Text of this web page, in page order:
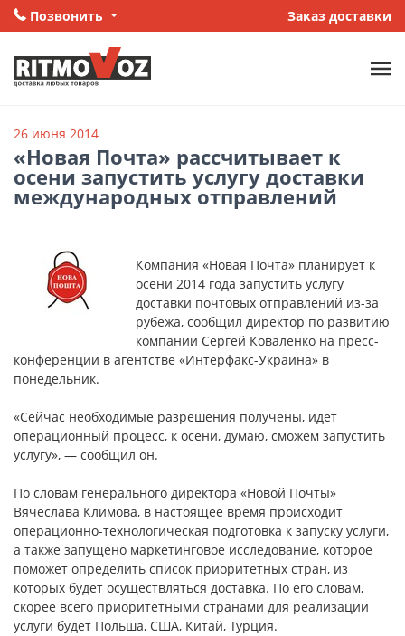
Позвонить Заказ доставки
26 июня 2014
«Новая Почта» рассчитывает к
осени запустить услугу доставки
международных отправлений
Компания «Новая Почта» планирует к
осени 2014 года запустить услугу
доставки почтовых отправлений из-за
рубежа, сообщил директор по развитию
компании Сергей Коваленко на пресс-
конференции в агентстве «Интерфакс-Украина» в
понедельник.
«Сейчас необходимые разрешения получены, идет
операционный процесс, к осени, думаю, сможем запустить
услугу», — сообщил он.
По словам генерального директора «Новой Почты»
Вячеслава Климова, в настоящее время происходит
операционно-технологическая подготовка к запуску услуги,
а также запущено маркетинговое исследование, которое
поможет определить список приоритетных стран, из
которых будет осуществляться доставка. По его словам,
скорее всего приоритетными странами для реализации
услуги будет Польша, США, Китай, Турция.